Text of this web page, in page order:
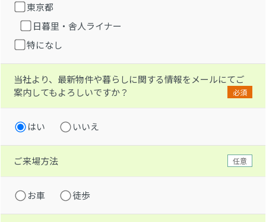
東京都
日暮里・舎人ライナー
特になし
当社より、最新物件や暮らしに関する情報をメールにてご
案内してもよろしいですか？
必須
はい いいえ
ご来場方法 任意
お車 徒歩